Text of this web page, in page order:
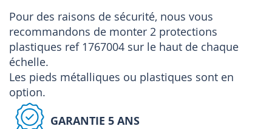
Pour des raisons de sécurité, nous vous
recommandons de monter 2 protections
plastiques ref 1767004 sur le haut de chaque
échelle.
Les pieds métalliques ou plastiques sont en
option.
GARANTIE 5 ANS